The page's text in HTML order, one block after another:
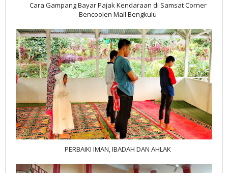
Cara Gampang Bayar Pajak Kendaraan di Samsat Corner
Bencoolen Mall Bengkulu
PERBAIKI IMAN, IBADAH DAN AHLAK